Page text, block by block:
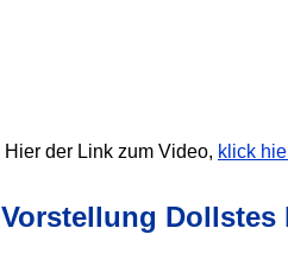
Hier der Link zum Video, klick
Vorstellung Dollstes